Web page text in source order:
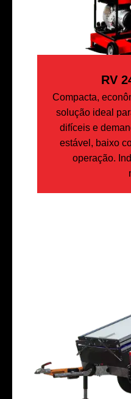
RV
Compacta,
solução ideal
difíceis e
estável, baixo
operação.